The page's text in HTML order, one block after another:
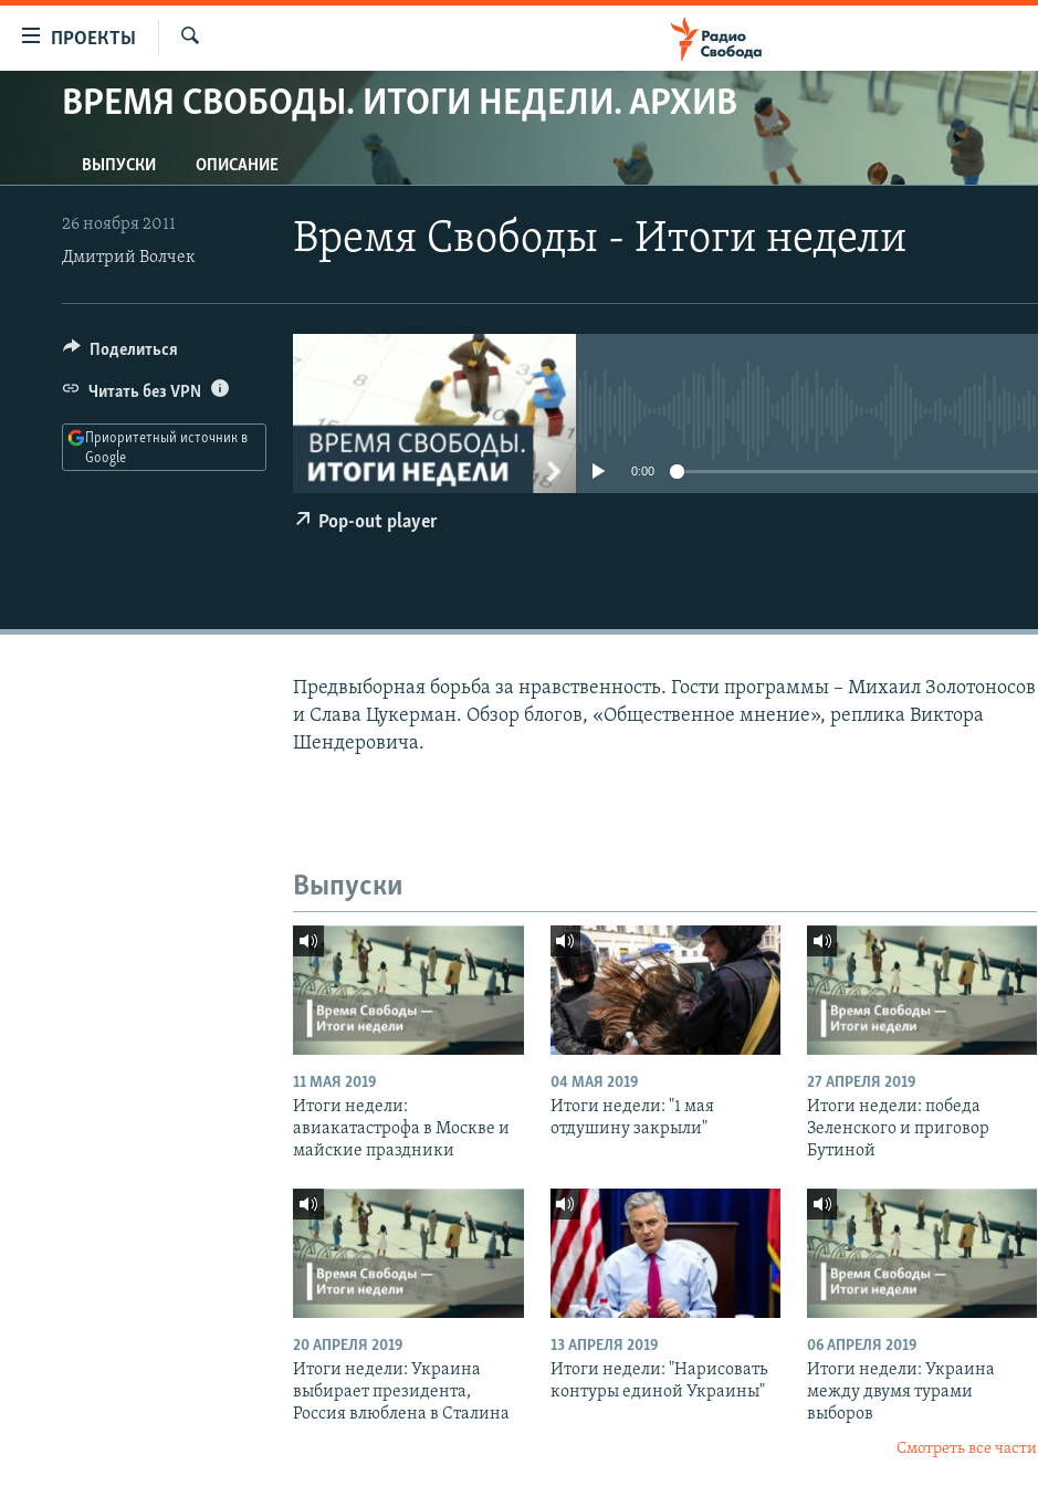
упрощенного
Вернуться
к
основному
содержанию
навигации
Вернутся
ПРОЕКТЫ
ПРОГРАММЫ
АВТОРСКИЕ ПРОЕКТЫ
ЦИТАТЫ СВОБОДЫ
МНЕНИЯ
КУЛЬТУРА
IDEL.РЕАЛИИ
КАВКАЗ.РЕАЛИИ
СЕВЕР.РЕАЛИИ
СИБИРЬ.РЕАЛИИ
ВРЕМЯ СВОБОДЫ. ИТОГИ НЕДЕЛИ. АРХИВ
ВЫПУСКИ ОПИСАНИЕ
Время Свободы - Итоги недели
26 ноября 2011
Дмитрий Волчек
0:00
Pop-out player
Поделиться
Читать без VPN
Приоритетный источник в
Google
Предвыборная борьба за нравственность. Гости программы – Михаил Золотоносов
и Слава Цукерман. Обзор блогов, «Общественное мнение», реплика Виктора
Шендеровича.
Выпуски
11 МАЯ 2019
Итоги недели:
авиакатастрофа в Москве и
майские праздники
04 МАЯ 2019
Итоги недели: "1 мая
отдушину закрыли"
27 АПРЕЛЯ 2019
Итоги недели: победа
Зеленского и приговор
Бутиной
20 АПРЕЛЯ 2019
Итоги недели: Украина
выбирает президента,
Россия влюблена в Сталина
13 АПРЕЛЯ 2019
Итоги недели: "Нарисовать
контуры единой Украины"
06 АПРЕЛЯ 2019
Итоги недели: Украина
между двумя турами
выборов
Смотреть все части